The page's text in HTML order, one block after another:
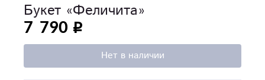
Букет «Феличита»
7 790
Нет в наличии